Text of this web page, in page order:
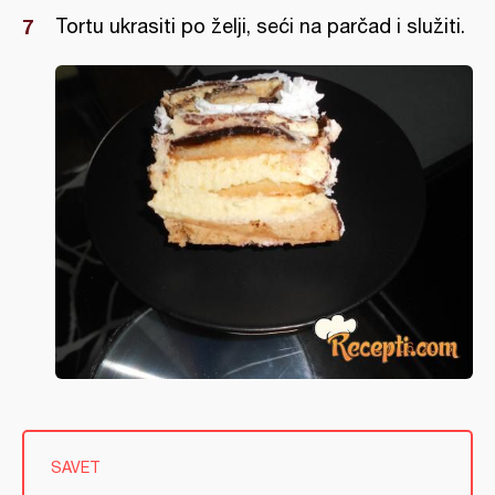
Tortu ukrasiti po želji, seći na parčad i služiti.
SAVET